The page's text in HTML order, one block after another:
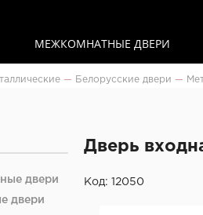
МЕЖКОМНАТНЫЕ ДВЕРИ
— Белорусские двери —
двери
двери
Дверь
Код: 12050